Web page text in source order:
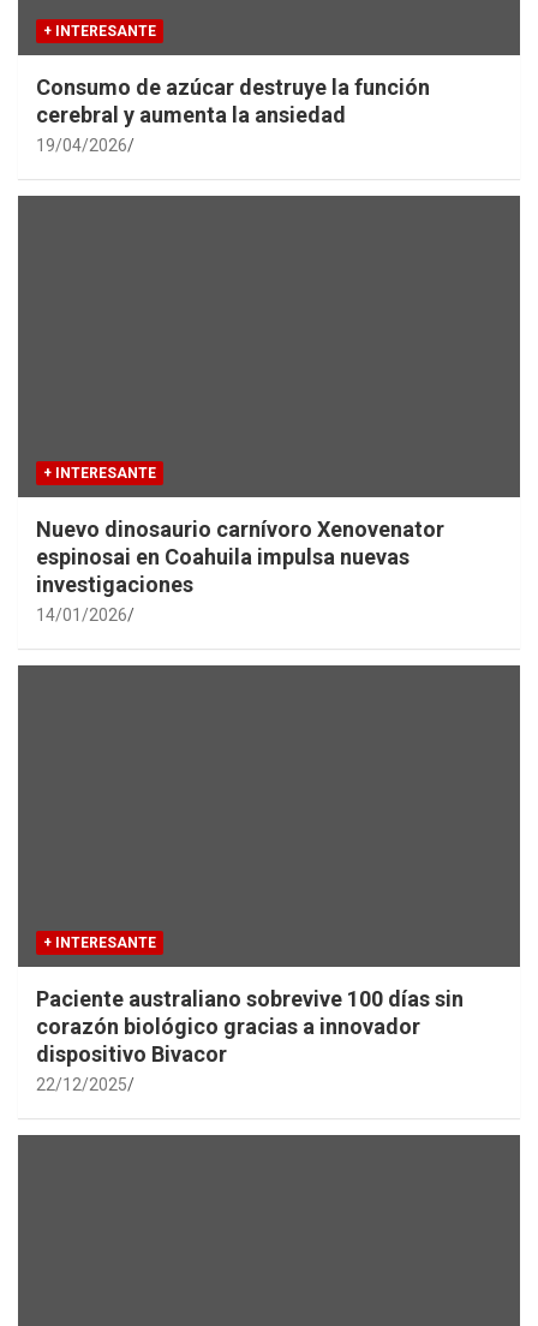
+ INTERESANTE
Consumo de azúcar destruye la función
cerebral y aumenta la ansiedad
19/04/2026
+ INTERESANTE
Nuevo dinosaurio carnívoro Xenovenator
espinosai en Coahuila impulsa nuevas
investigaciones
14/01/2026
+ INTERESANTE
Paciente australiano sobrevive 100 días sin
corazón biológico gracias a innovador
dispositivo Bivacor
22/12/2025